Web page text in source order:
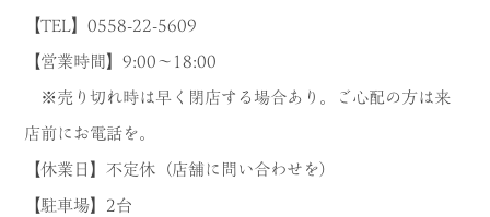
【TEL】0558-22-5609
【営業時間】9:00～18:00
※売り切れ時は早く閉店する場合あり。ご心配の方は来
店前にお電話を。
【休業日】不定休（店舗に問い合わせを）
【駐車場】2台